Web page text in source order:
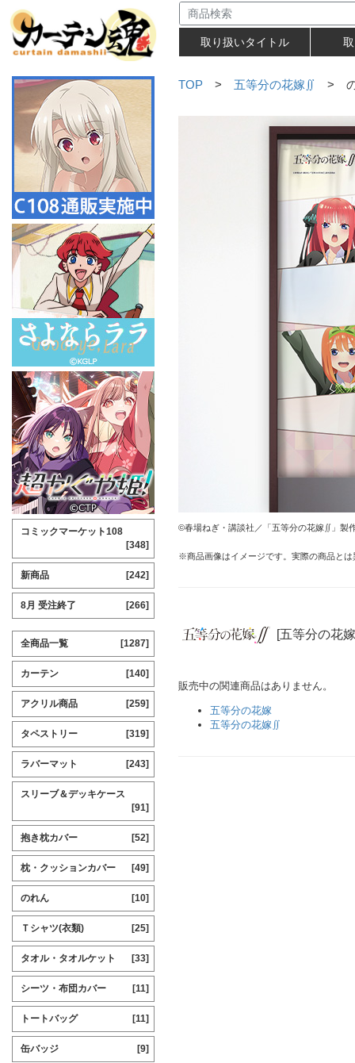
取り扱いタイトル
TOP > 五等分の花嫁∬ > の
©春場ねぎ・講談社／「五等分の花嫁∬」製
※商品画像はイメージです。実際の商品と
[五等分の花
販売中の関連商品はありません。
五等分の花嫁
五等分の花嫁∬
コミックマーケット108
[348]
新商品 [242]
8月 受注終了 [266]
全商品一覧 [1287]
カーテン [140]
アクリル商品 [259]
タペストリー [319]
ラバーマット [243]
スリーブ＆デッキケース
[91]
抱き枕カバー [52]
枕・クッションカバー [49]
のれん [10]
Ｔシャツ(衣類) [25]
タオル・タオルケット [33]
シーツ・布団カバー [11]
トートバッグ [11]
缶バッジ [9]